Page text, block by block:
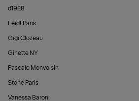
d1928
Feidt Paris
Gigi Clozeau
Ginette NY
Pascale Monvoisin
Stone Paris
Vanessa Baroni